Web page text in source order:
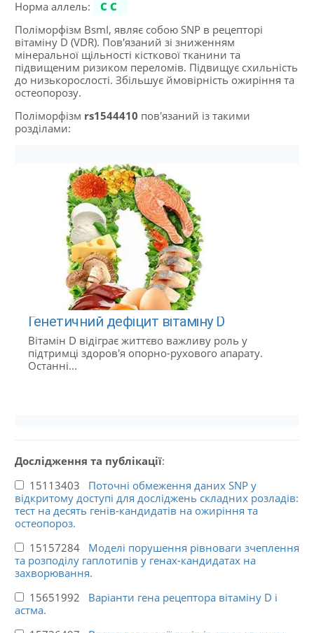
Норма аллель:
CC
Поліморфізм BsmI, являє собою SNP в рецепторі
вітаміну D (VDR). Пов'язаний зі зниженням
мінеральної щільності кісткової тканини та
підвищеним ризиком переломів. Підвищує схильність
до низькорослості. Збільшує ймовірність ожиріння та
остеопорозу.
Поліморфізм rs1544410 пов'язаний із такими
розділами:
Генетичний дефіцит вітаміну D
Вітамін D відіграє життєво важливу роль у
підтримці здоров'я опорно-рухового апарату.
Останні...
Дослідження та публікації:
15113403 Поточні обмеження даних SNP у
відкритому доступі для досліджень складних розладів:
тест на десять генів-кандидатів на ожиріння та
остеопороз.
15157284 Моделі порушення рівноваги зчеплення
та розподілу гаплотипів у генах-кандидатах на
захворювання.
15651992 Варіанти гена рецептора вітаміну D і
астма.